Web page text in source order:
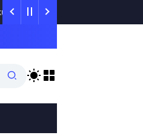
Pengelola TikTok